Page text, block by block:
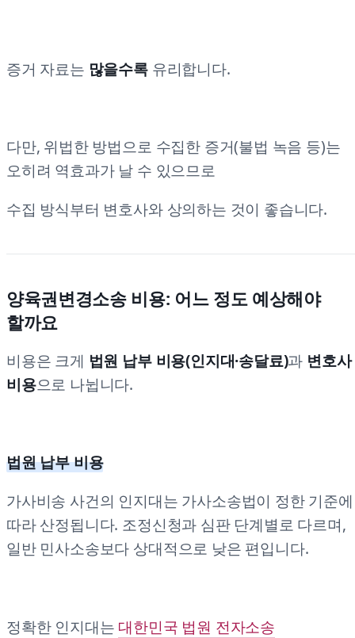
증거 자료는 많을수록유리합니다.
다만, 위법한 방법으로 수집한 증거(불법 녹음 등)는
오히려 역효과가 날 수 있으므로
수집 방식부터 변호사와 상의하는 것이 좋습니다.
양육권변경소송 비용: 어느 정도 예상해야
할까요
비용은 크게 법원 납부 비용(인지대·송달료)과 변호사
비용으로 나뉩니다.
법원 납부 비용
가사비송 사건의 인지대는 가사소송법이 정한 기준에
따라 산정됩니다. 조정신청과 심판 단계별로 다르며,
일반 민사소송보다 상대적으로 낮은 편입니다.
정확한 인지대는 대한민국 법원 전자소송